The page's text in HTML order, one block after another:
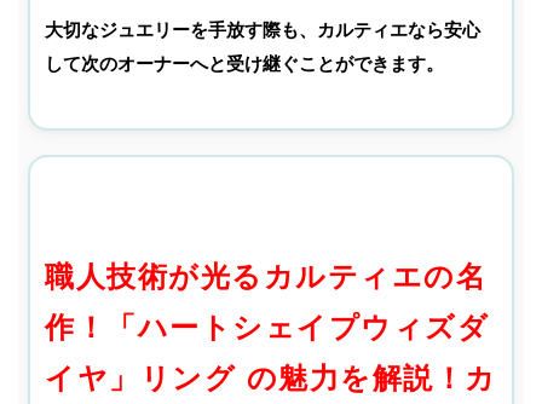
大切なジュエリーを手放す際も、カルティエなら安心
して次のオーナーへと受け継ぐことができます。
職人技術が光るカルティエの名
作！
「ハートシェイプウィズダ
イヤ」リング の魅力を解説！カ